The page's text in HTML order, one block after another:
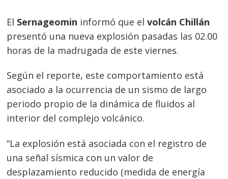
El Sernageomin informó que elvolcán Chillán
presentó una nueva explosión pasadas las 02.00
horas de la madrugada de este viernes.
Según el reporte, este comportamiento está
asociado a la ocurrencia de un sismo de largo
periodo propio de la dinámica de fluidos al
interior del complejo volcánico.
“La explosión está asociada con el registro de
una señal sísmica con un valor de
desplazamiento reducido (medida de energía